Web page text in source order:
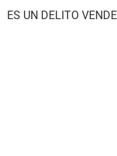
ES UN DELITO